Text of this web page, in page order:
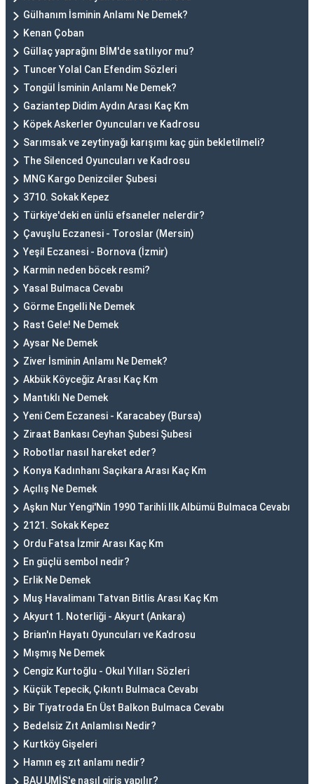
Gülhanım İsminin Anlamı Ne Demek?
Kenan Çoban
Güllaç yaprağını BİM'de satılıyor mu?
Tuncer Yolal Can Efendim Sözleri
Tongül İsminin Anlamı Ne Demek?
Gaziantep Didim Aydın Arası Kaç Km
Köpek Askerler Oyuncuları ve Kadrosu
Sarımsak ve zeytinyağı karışımı kaç gün bekletilmeli?
The Silenced Oyuncuları ve Kadrosu
MNG Kargo Denizciler Şubesi
3710. Sokak Kepez
Türkiye'deki en ünlü efsaneler nelerdir?
Çavuşlu Eczanesi - Toroslar (Mersin)
Yeşil Eczanesi - Bornova (İzmir)
Karmin neden böcek resmi?
Yasal Bulmaca Cevabı
Görme Engelli Ne Demek
Rast Gele! Ne Demek
Aysar Ne Demek
Ziver İsminin Anlamı Ne Demek?
Akbük Köyceğiz Arası Kaç Km
Mantıklı Ne Demek
Yeni Cem Eczanesi - Karacabey (Bursa)
Ziraat Bankası Ceyhan Şubesi Şubesi
Robotlar nasıl hareket eder?
Konya Kadınhanı Saçıkara Arası Kaç Km
Açılış Ne Demek
Aşkın Nur Yengi'Nin 1990 Tarihli Ilk Albümü Bulmaca Cevabı
2121. Sokak Kepez
Ordu Fatsa İzmir Arası Kaç Km
En güçlü sembol nedir?
Erlik Ne Demek
Muş Havalimanı Tatvan Bitlis Arası Kaç Km
Akyurt 1. Noterliği - Akyurt (Ankara)
Brian'ın Hayatı Oyuncuları ve Kadrosu
Mışmış Ne Demek
Cengiz Kurtoğlu - Okul Yılları Sözleri
Küçük Tepecik, Çıkıntı Bulmaca Cevabı
Bir Tiyatroda En Üst Balkon Bulmaca Cevabı
Bedelsiz Zıt Anlamlısı Nedir?
Kurtköy Gişeleri
Hamın eş zıt anlamı nedir?
BAU UMİS'e nasıl giriş yapılır?